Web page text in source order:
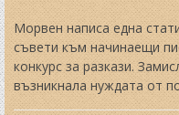
Морвен написа една
съвети към начинаещи
конкурс за разкази.
възникнала нуждата от